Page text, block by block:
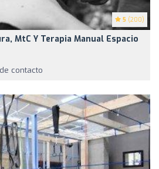
5 (200)
MtC Y Terapia Manual Espacio
contacto